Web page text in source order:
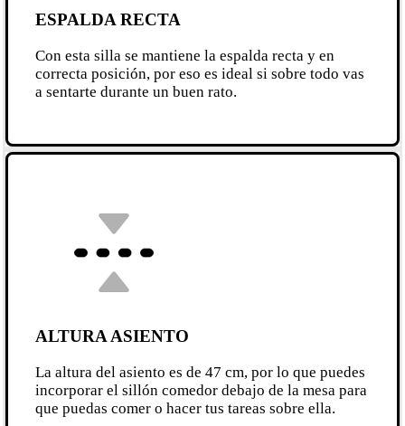
ESPALDA RECTA
Con esta silla se mantiene la espalda recta y en
correcta posición, por eso es ideal si sobre todo vas
a sentarte durante un buen rato.
ALTURA ASIENTO
La altura del asiento es de 47 cm, por lo que puedes
incorporar el sillón comedor debajo de la mesa para
que puedas comer o hacer tus tareas sobre ella.